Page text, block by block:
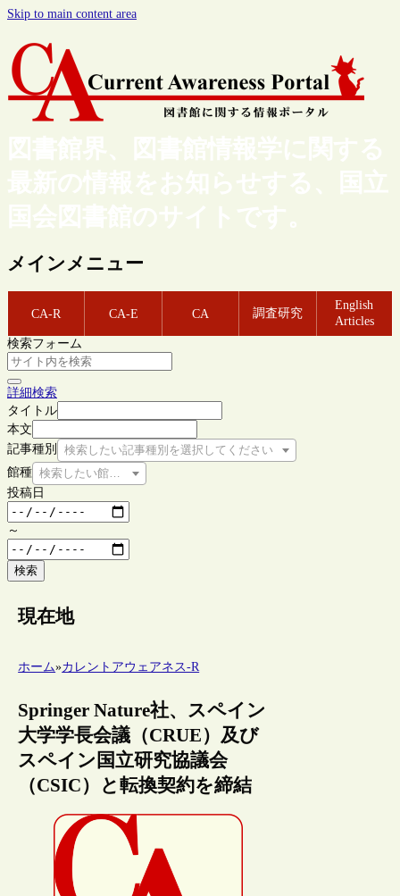
Skip to main content area
図書館界、図書館情報学に関する
最新の情報をお知らせする、国立
国会図書館のサイトです。
メインメニュー
CA-R CA-E CA 調査研究
English
Articles
検索フォーム
詳細検索
タイトル
本文
記事種別
検索したい記事種別を選択してください
館種 検索したい館種を選択してください
投稿日
～
検索
現在地
ホーム»カレントアウェアネス-R
Springer Nature社、スペイン
大学学長会議（CRUE）及び
スペイン国立研究協議会
（CSIC）と転換契約を締結